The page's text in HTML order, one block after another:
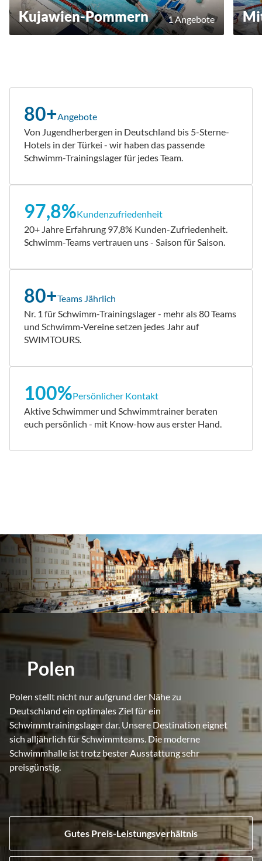
Kujawien-Pommern 1 Angebote
80+Angebote
Von Jugendherbergen in Deutschland bis 5-Sterne-
Hotels in der Türkei - wir haben das passende
Schwimm-Trainingslager für jedes Team.
97,8%Kundenzufriedenheit
20+ Jahre Erfahrung 97,8% Kunden-Zufriedenheit.
Schwimm-Teams vertrauen uns - Saison für Saison.
80+Teams Jährlich
Nr. 1 für Schwimm-Trainingslager - mehr als 80 Teams
und Schwimm-Vereine setzen jedes Jahr auf
SWIMTOURS.
100%Persönlicher Kontakt
Aktive Schwimmer und Schwimmtrainer beraten
euch persönlich - mit Know-how aus erster Hand.
Polen
Polen stellt nicht nur aufgrund der Nähe zu
Deutschland ein optimales Ziel für ein
Schwimmtrainingslager dar. Unsere Destination eignet
sich alljährlich für Schwimmteams. Die moderne
Schwimmhalle ist trotz bester Ausstattung sehr
preisgünstig.
Gutes Preis-Leistungsverhältnis